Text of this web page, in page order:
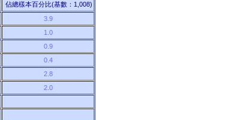
佔總樣本百分比(基數：1,008)
3.9
1.0
0.9
0.4
2.8
2.0